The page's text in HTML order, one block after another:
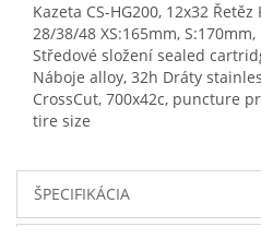
Kazeta CS-HG200, 12x32
28/38/48 XS:165mm,
Středové složení sealed
Náboje alloy, 32h Dráty
CrossCut, 700x42c, puncture
tire size
ŠPECIFIKÁCIA